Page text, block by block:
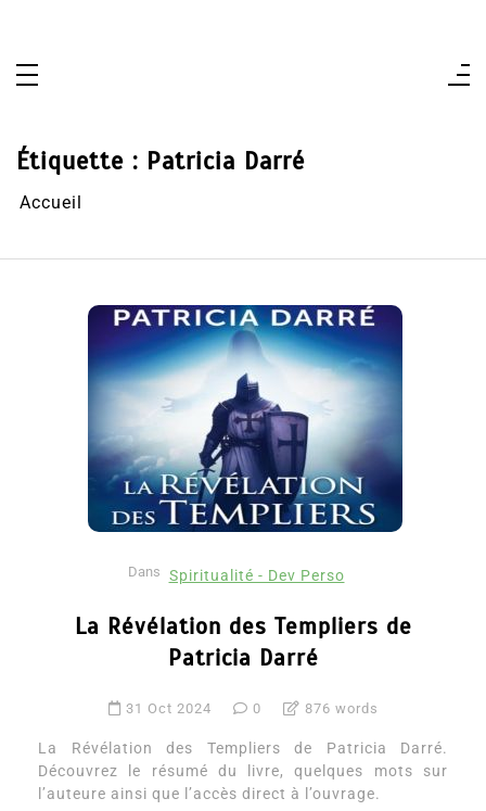
Étiquette : Patricia Darré
Accueil
Dans Spiritualité - Dev Perso
La Révélation des Templiers de
Patricia Darré
31 Oct 2024 0 876 words
La Révélation des Templiers de Patricia Darré.
Découvrez le résumé du livre, quelques mots sur
l’auteure ainsi que l’accès direct à l’ouvrage.